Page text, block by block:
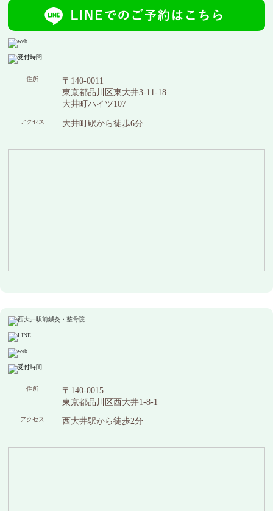
住所
〒140-0011
東京都品川区東大井3-11-18
大井町ハイツ107
アクセス 大井町駅から徒歩6分
住所
〒140-0015
東京都品川区西大井1-8-1
アクセス 西大井駅から徒歩2分